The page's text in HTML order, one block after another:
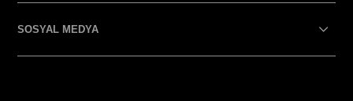
SOSYAL MEDYA